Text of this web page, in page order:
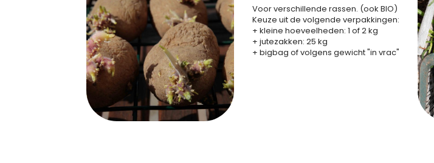
Voor verschillende rassen. (ook BIO)
Keuze uit de volgende verpakkingen:
+ kleine hoeveelheden: 1 of 2 kg
+ jutezakken: 25 kg
+ bigbag of volgens gewicht "in vrac"